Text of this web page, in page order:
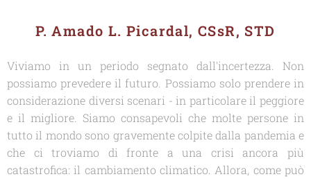
P. Amado L. Picardal, CSsR, STD
Viviamo in un periodo segnato dall'incertezza. Non
possiamo prevedere il futuro. Possiamo solo prendere in
considerazione diversi scenari - in particolare il peggiore
e il migliore. Siamo consapevoli che molte persone in
tutto il mondo sono gravemente colpite dalla pandemia e
che ci troviamo di fronte a una crisi ancora più
catastrofica: il cambiamento climatico. Allora, come può